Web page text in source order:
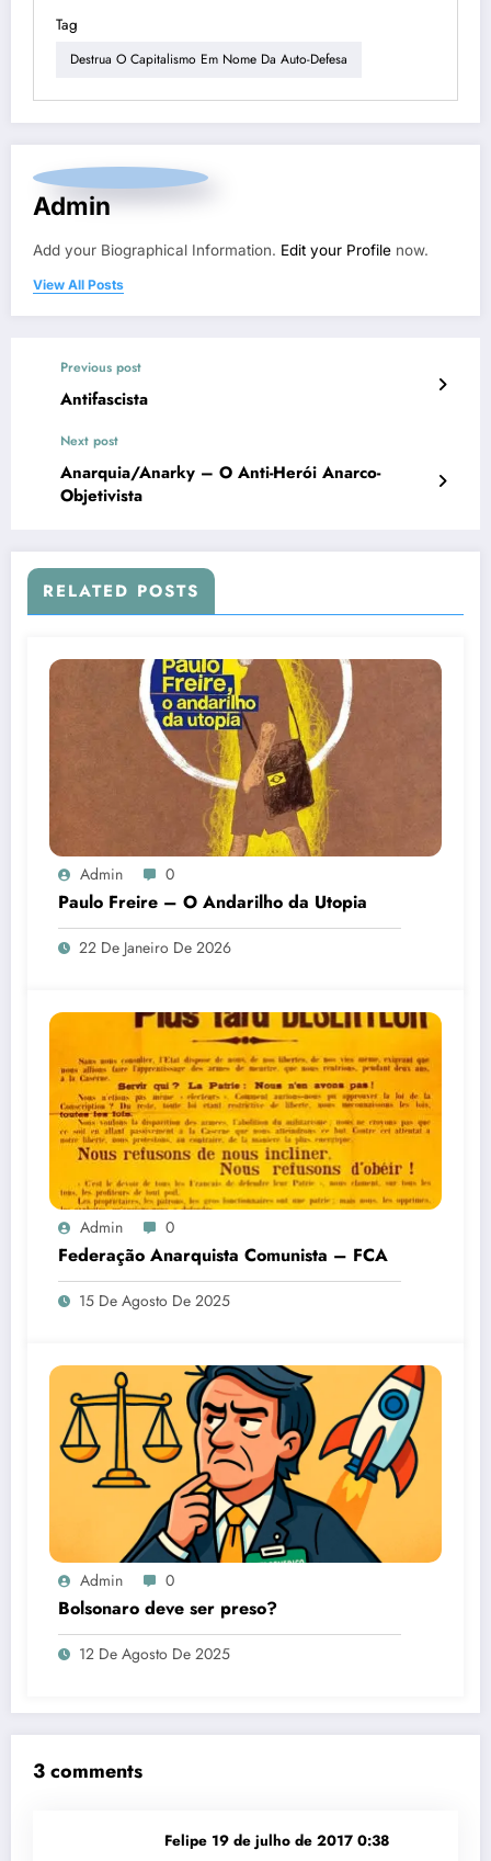
Tag
Destrua O Capitalismo Em Nome Da Auto-Defesa
Admin
Add your Biographical Information. Edit your Profile now.
View All Posts
Previous post
Antifascista
Next post
Anarquia/Anarky – O Anti-Herói Anarco-
Objetivista
RELATED POSTS
Admin 0
Paulo Freire – O Andarilho da Utopia
22 De Janeiro De 2026
Admin 0
Federação Anarquista Comunista – FCA
15 De Agosto De 2025
Admin 0
Bolsonaro deve ser preso?
12 De Agosto De 2025
3 comments
Felipe 19 de julho de 2017 0:38